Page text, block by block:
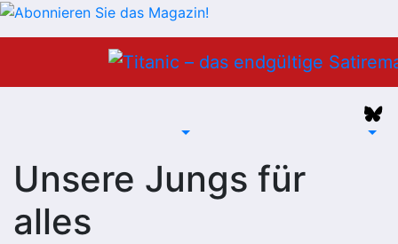
Unsere Jungs für
alles